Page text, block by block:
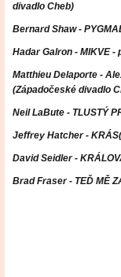
divadlo Cheb)
Bernard Shaw -
Hadar Galron - MIKVE -
Matthieu Delaporte -
(Západočeské divadlo
Neil LaBute - TLUSTÝ
Jeffrey Hatcher -
David Seidler -
Brad Fraser - TEĎ MĚ